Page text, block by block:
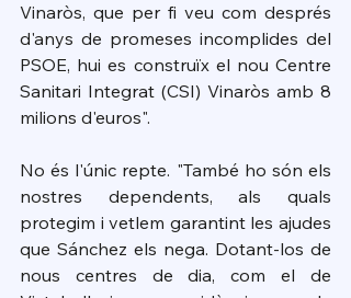
Vinaròs, que per fi veu com després
d'anys de promeses incomplides del
PSOE, hui es construïx el nou Centre
Sanitari Integrat (CSI) Vinaròs amb 8
milions d'euros".
No és l'únic repte. "També ho són els
nostres dependents, als quals
protegim i vetlem garantint les ajudes
que Sánchez els nega. Dotant-los de
nous centres de dia, com el de